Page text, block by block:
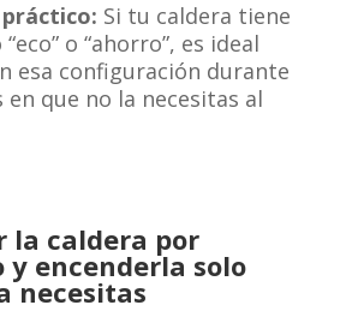
Si tu caldera tiene
o “ahorro”, es ideal
esa configuración durante
en que no la necesitas al
la caldera por
y encenderla solo
necesitas